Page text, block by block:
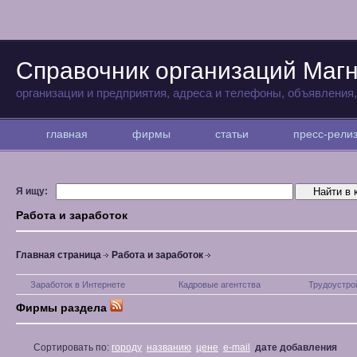
Справочник организаций
организации и предприятия, адреса и телефоны,
главная фирмы статьи пресс-
Я ищу:
Работа и заработок
Главная страница Работа и заработок
Заработок в Интернете Кадровые агентства
Фирмы раздела
Сортировать по: городу названию цене e-mail дате добавления